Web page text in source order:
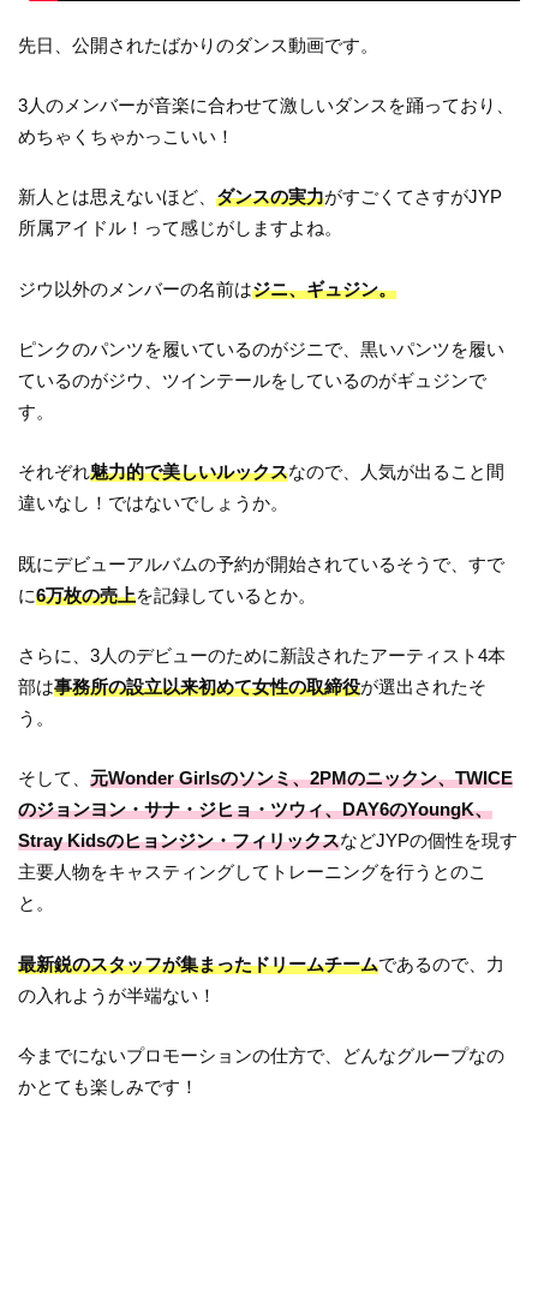
先日、公開されたばかりのダンス動画です。
3人のメンバーが音楽に合わせて激しいダンスを踊っており、
めちゃくちゃかっこいい！
新人とは思えないほど、ダンスの実力がすごくてさすがJYP
所属アイドル！って感じがしますよね。
ジウ以外のメンバーの名前はジニ、ギュジン。
ピンクのパンツを履いているのがジニで、黒いパンツを履い
ているのがジウ、ツインテールをしているのがギュジンで
す。
それぞれ魅力的で美しいルックスなので、人気が出ること間
違いなし！ではないでしょうか。
既にデビューアルバムの予約が開始されているそうで、すで
に6万枚の売上を記録しているとか。
さらに、3人のデビューのために新設されたアーティスト4本
部は事務所の設立以来初めて女性の取締役が選出されたそ
う。
そして、元Wonder Girlsのソンミ、2PMのニックン、TWICE
のジョンヨン・サナ・ジヒョ・ツウィ、DAY6のYoungK、
Stray Kidsのヒョンジン・フィリックスなどJYPの個性を現す
主要人物をキャスティングしてトレーニングを行うとのこ
と。
最新鋭のスタッフが集まったドリームチームであるので、力
の入れようが半端ない！
今までにないプロモーションの仕方で、どんなグループなの
かとても楽しみです！